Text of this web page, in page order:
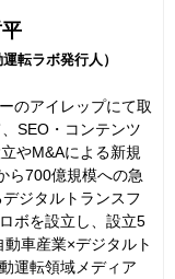
転ラボ発行人）
のアイレップにて取
SEO・コンテンツ
やM&Aによる新規
ら700億規模への急
ジタルトランスフ
ボを設立し、設立5
車産業×デジタルト
運転領域メディア